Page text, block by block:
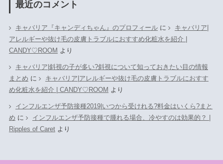
最近のコメント
キャバリア『キャンディちゃん』のプロフィールに
キャバリア|
アレルギーや抜け毛の皮膚トラブルにおすすめ化粧水を紹介 |
CANDY♡ROOM より
キャバリア|斜視の子が多い?斜視について知っておきたい目の情報
まとめ に
キャバリア|アレルギーや抜け毛の皮膚トラブルにおすす
め化粧水を紹介 | CANDY♡ROOM より
インフルエンザ予防接種2019|いつから受けれる?料金はいくら?まと
め に
インフルエンザ予防接種で腫れる場合、冷やすのは効果的？ |
Ripples of Caretより